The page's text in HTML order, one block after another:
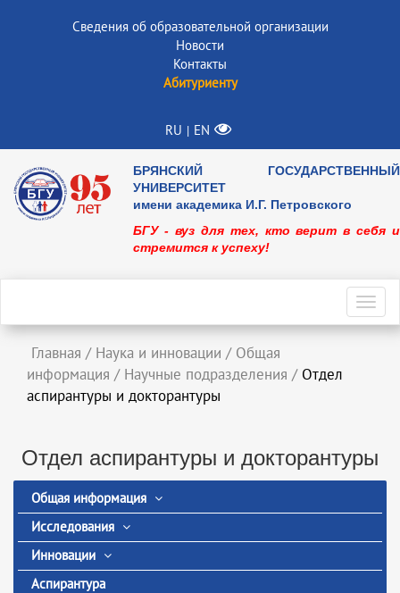
Сведения об образовательной организации
Новости
Контакты
Абитуриенту
RU | EN
БРЯНСКИЙ ГОСУДАРСТВЕННЫЙ
УНИВЕРСИТЕТ
имени академика И.Г. Петровского
БГУ - вуз для тех, кто верит в себя и
стремится к успеху!
Главная / Наука и инновации / Общая
информация / Научные подразделения / Отдел
аспирантуры и докторантуры
Отдел аспирантуры и докторантуры
Общая информация
Исследования
Инновации
Аспирантура